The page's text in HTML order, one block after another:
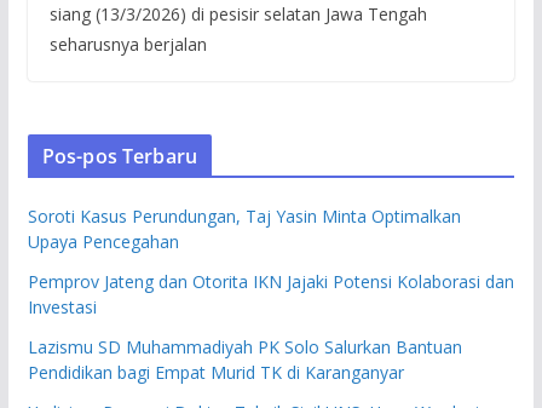
siang (13/3/2026) di pesisir selatan Jawa Tengah
seharusnya berjalan
Pos-pos Terbaru
Soroti Kasus Perundungan, Taj Yasin Minta Optimalkan
Upaya Pencegahan
Pemprov Jateng dan Otorita IKN Jajaki Potensi Kolaborasi dan
Investasi
Lazismu SD Muhammadiyah PK Solo Salurkan Bantuan
Pendidikan bagi Empat Murid TK di Karanganyar